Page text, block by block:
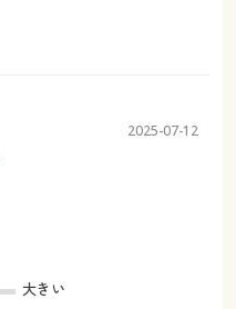
2025-07-12
大きい